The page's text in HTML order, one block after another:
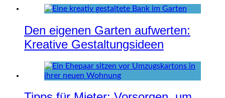
Den eigenen Garten aufwerten:
Kreative Gestaltungsideen